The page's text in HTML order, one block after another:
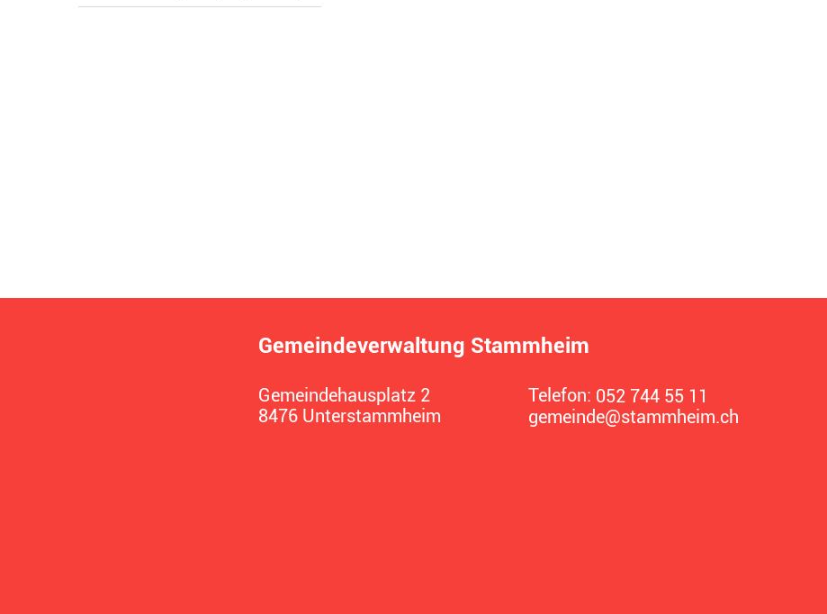
Gemeindeverwaltung Stammheim
Gemeindehausplatz 2
8476 Unterstammheim
Telefon: 052 744 55 11
gemeinde@stammheim.ch